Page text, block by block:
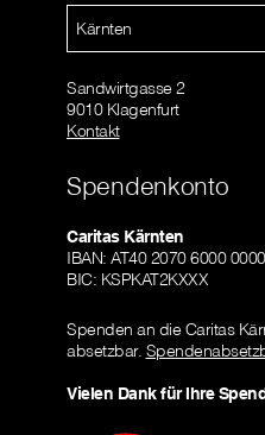
Kärnten
Sandwirtgasse 2
9010 Klagenfurt
Kontakt
Spendenkonto
Caritas Kärnten
IBAN: AT40 2070 6000
BIC: KSPKAT2KXXX
Spenden an die Caritas
absetzbar.
Vielen Dank für Ihre